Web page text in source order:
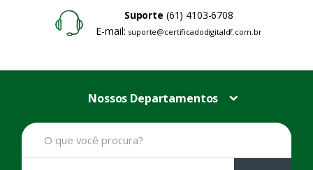
Suporte (61) 4103-6708
E-mail: suporte@certificadodigitaldf.com.br
Nossos Departamentos
B
u